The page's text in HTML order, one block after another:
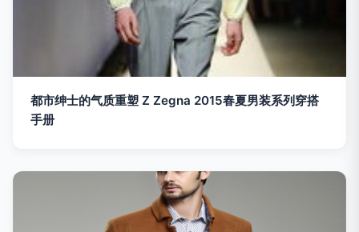
都市绅士的气质重塑 Z Zegna 2015春夏男装系列穿搭
手册